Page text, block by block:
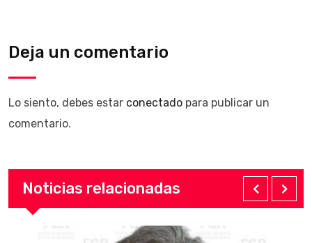
Deja un comentario
Lo siento, debes estar conectado para publicar un
comentario.
Noticias relacionadas